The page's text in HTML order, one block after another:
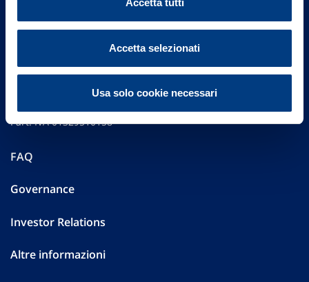
Accetta tutti
Accetta selezionati
Usa solo cookie necessari
Vittoria Assicurazioni S.p.A.
Via Ignazio Gardella, 2
Part. IVA 01329510158
FAQ
Governance
Investor Relations
Altre informazioni